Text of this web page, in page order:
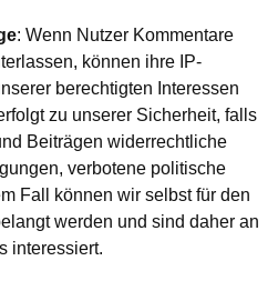
: Wenn Nutzer Kommentare
können ihre IP-
berechtigten Interessen
zu unserer Sicherheit, falls
Beiträgen widerrechtliche
verbotene politische
Fall können wir selbst für den
werden und sind daher an
interessiert.